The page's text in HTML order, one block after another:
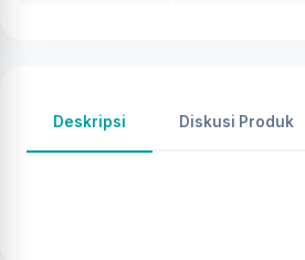
Deskripsi Diskusi Produk